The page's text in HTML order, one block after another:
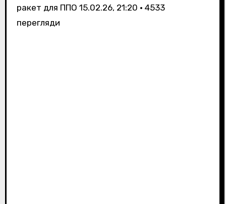
ракет для ППО 15.02.26, 21:20 • 4533
перегляди